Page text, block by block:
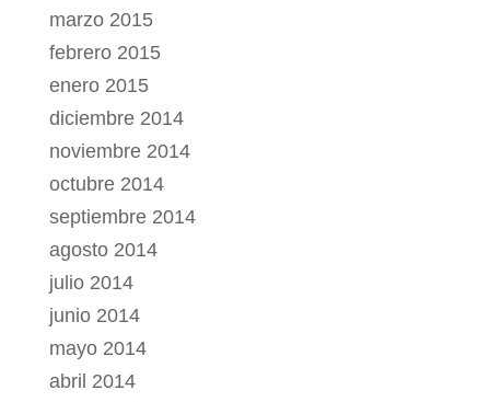
marzo 2015
febrero 2015
enero 2015
diciembre 2014
noviembre 2014
octubre 2014
septiembre 2014
agosto 2014
julio 2014
junio 2014
mayo 2014
abril 2014